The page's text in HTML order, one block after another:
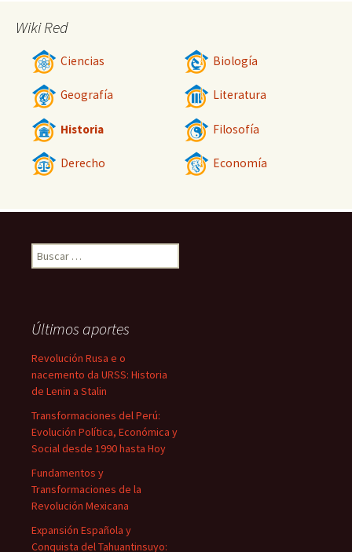
Wiki Red
Ciencias Biología
Geografía Literatura
Historia Filosofía
Derecho Economía
Buscar:
Últimos aportes
Revolución Rusa e o
nacemento da URSS: Historia
de Lenin a Stalin
Transformaciones del Perú:
Evolución Política, Económica y
Social desde 1990 hasta Hoy
Fundamentos y
Transformaciones de la
Revolución Mexicana
Expansión Española y
Conquista del Tahuantinsuyo: